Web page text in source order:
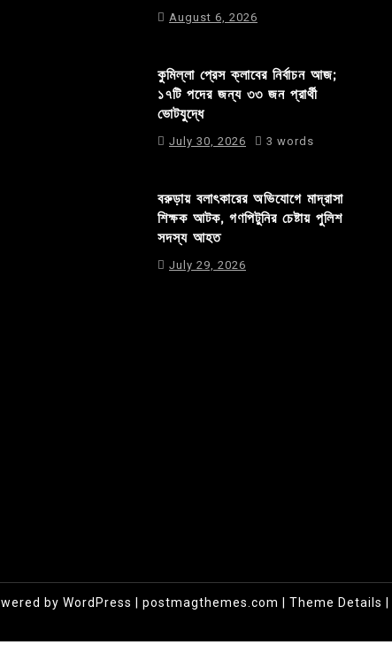
August 6, 2026
কুমিল্লা প্রেস ক্লাবের নির্বাচন আজ;
১৭টি পদের জন্য ৩৩ জন প্রার্থী
ভোটযুদ্ধে
July 30, 2026 3 words
বরুড়ায় বলাৎকারের অভিযোগে মাদ্রাসা
শিক্ষক আটক, গণপিটুনির চেষ্টায় পুলিশ
সদস্য আহত
July 29, 2026
by WordPress postmagthemes.com Theme Details